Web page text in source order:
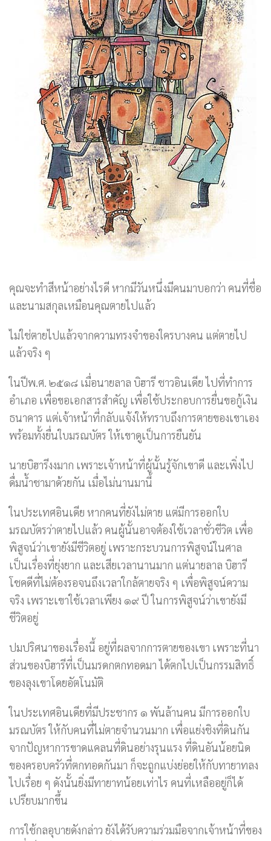
คุณจะทำสีหน้าอย่างไรดี หากมีวันหนึ่งมีคนมาบอกว่า คนที่ชื่อ
และนามสกุลเหมือนคุณตายไปแล้ว
ไม่ใช่ตายไปแล้วจากความทรงจำของใครบางคน แต่ตายไป
แล้วจริง ๆ
ในปีพ.ศ. ๒๕๑๘ เมื่อนายลาล บิฮารี ชาวอินเดีย ไปที่ทำการ
อำเภอ เพื่อขอเอกสารสำคัญ เพื่อใช้ประกอบการยื่นขอกู้เงิน
ธนาคาร แต่เจ้าหน้าที่กลับแจ้งให้ทราบถึงการตายของเขาเอง
พร้อมทั้งยื่นใบมรณบัตร ให้เขาดูเป็นการยืนยัน
นายบิฮารีงงมาก เพราะเจ้าหน้าที่ผู้นั้นรู้จักเขาดี และเพิ่งไป
ดื่มน้ำชามาด้วยกัน เมื่อไม่นานมานี้
ในประเทศอินเดีย หากคนที่ยังไม่ตาย แต่มีการออกใบ
มรณบัตรว่าตายไปแล้ว คนผู้นั้นอาจต้องใช้เวลาชั่วชีวิต เพื่อ
พิสูจน์ว่าเขายังมีชีวิตอยู่ เพราะกระบวนการพิสูจน์ในศาล
เป็นเรื่องที่ยุ่งยาก และเสียเวลานานมาก แต่นายลาล บิฮารี
โชคดีที่ไม่ต้องรอจนถึงเวลาใกล้ตายจริง ๆ เพื่อพิสูจน์ความ
จริง เพราะเขาใช้เวลาเพียง ๑๙ ปี ในการพิสูจน์ว่าเขายังมี
ชีวิตอยู่
ปมปริศนาของเรื่องนี้ อยู่ที่ผลจากการตายของเขา เพราะที่นา
ส่วนของบิฮารีที่เป็นมรดกตกทอดมา ได้ตกไปเป็นกรรมสิทธิ์
ของลุงเขาโดยอัตโนมัติ
ในประเทศอินเดียที่มีประชากร ๑ พันล้านคน มีการออกใบ
มรณบัตร ให้กับคนที่ไม่ตายจำนวนมาก เพื่อแย่งชิงที่ดินกัน
จากปัญหาการขาดแคลนที่ดินอย่างรุนแรง ที่ดินอันน้อยนิด
ของครอบครัวที่ตกทอดกันมา ก็จะถูกแบ่งย่อยให้กับทายาทลง
ไปเรื่อย ๆ ดังนั้นยิ่งมีทายาทน้อยเท่าไร คนที่เหลืออยู่ก็ได้
เปรียบมากขึ้น
การใช้กลอุบายดังกล่าว ยังได้รับความร่วมมือจากเจ้าหน้าที่ของ